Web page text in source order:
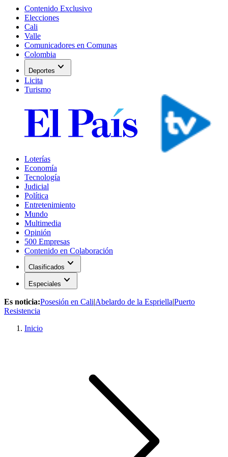
Contenido Exclusivo
Elecciones
Cali
Valle
Comunicadores en Comunas
Colombia
Deportes expand_more
Licita
Turismo
Loterías
Economía
Tecnología
Judicial
Política
Entretenimiento
Mundo
Multimedia
Opinión
500 Empresas
Contenido en Colaboración
Clasificados expand_more
Especiales expand_more
Es noticia:Posesión en Cali|Abelardo de la Espriella|Puerto
Resistencia
Inicio